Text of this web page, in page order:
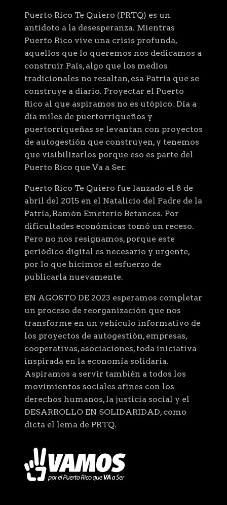
Puerto Rico Te Quiero (PRTQ) es un
antídoto a la desesperanza. Mientras
Puerto Rico vive una crisis profunda,
aquellos que lo queremos nos dedicamos a
construir País, algo que los medios
tradicionales no resaltan, esa Patria que se
construye a diario. Proyectar el Puerto
Rico al que aspiramos no es utópico. Día a
día miles de puertorriqueños y
puertorriqueñas se levantan con proyectos
de autogestión que construyen, y tenemos
que visibilizarlos porque eso es parte del
Puerto Rico que Va a Ser.
Puerto Rico Te Quiero fue lanzado el 8 de
abril del 2015 en el Natalicio del Padre de la
Patria, Ramón Emeterio Betances. Por
dificultades económicas tomó un receso.
Pero no nos resignamos, porque este
periódico digital es necesario y urgente,
por lo que hicimos el esfuerzo de
publicarla nuevamente.
EN AGOSTO DE 2023 esperamos completar
un proceso de reorganización que nos
transforme en un vehículo informativo de
los proyectos de autogestión, empresas,
cooperativas, asociaciones, toda iniciativa
inspirada en la economía solidaria.
Aspiramos a servir también a todos los
movimientos sociales afines con los
derechos humanos, la justicia social y el
DESARROLLO EN SOLIDARIDAD, como
dicta el lema de PRTQ.